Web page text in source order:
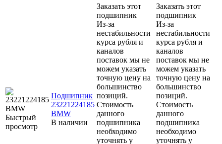
Быстрый
просмотр
Подшипник
23221224185
BMW
В наличии
Заказать этот
подшипник
Из-за
нестабильности
курса рубля и
каналов
поставок мы не
можем указать
точную цену на
большинство
позиций.
Стоимость
данного
подшипника
необходимо
уточнять у
Заказать этот
подшипник
Из-за
нестабильности
курса рубля и
каналов
поставок мы не
можем указать
точную цену на
большинство
позиций.
Стоимость
данного
подшипника
необходимо
уточнять у